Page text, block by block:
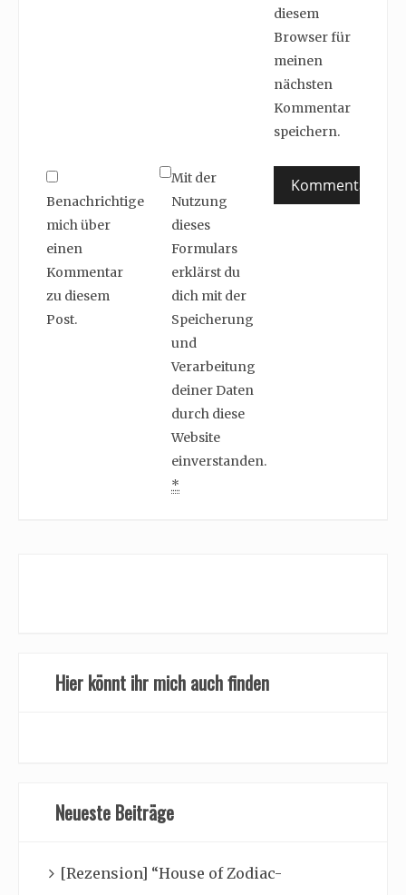
diesem
Browser für
meinen
nächsten
Kommentar
speichern.
Benachrichtige
mich über
einen
Kommentar
zu diesem
Post.
Mit der
Nutzung
dieses
Formulars
erklärst du
dich mit der
Speicherung
und
Verarbeitung
deiner Daten
durch diese
Website
einverstanden.
*
Hier könnt ihr mich auch finden
Neueste Beiträge
[Rezension] “House of Zodiac-